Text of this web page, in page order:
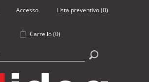
Accesso Lista preventivo (0)
Carrello (0)